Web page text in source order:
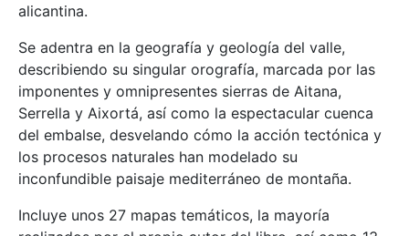
alicantina.
Se adentra en la geografía y geología del valle,
describiendo su singular orografía, marcada por las
imponentes y omnipresentes sierras de Aitana,
Serrella y Aixortá, así como la espectacular cuenca
del embalse, desvelando cómo la acción tectónica y
los procesos naturales han modelado su
inconfundible paisaje mediterráneo de montaña.
Incluye unos 27 mapas temáticos, la mayoría